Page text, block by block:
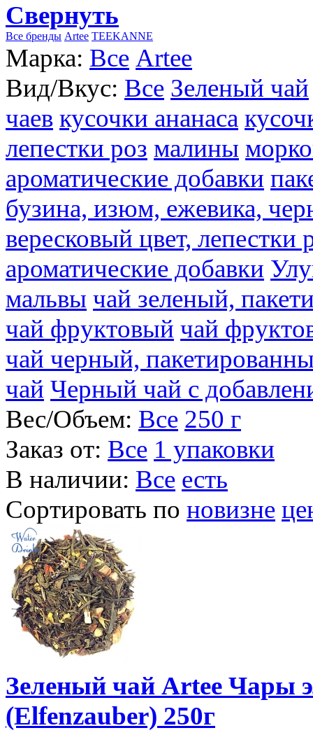
Свернуть
Все бренды Artee TEEKANNE
Марка: Все Artee
Вид/Вкус: Все Зеленый чай
чаев кусочки ананаса
лепестки роз малины
ароматические добавки
бузина, изюм, ежевика,
вересковый цвет, лепестки
ароматические добавки
мальвы чай зеленый,
чай фруктовый чай
чай черный,
чай Черный чай с
Вес/Объем: Все 250 г
Заказ от: Все 1 упаковки
В наличии: Все есть
Сортировать по новизне
Зеленый чай Artee Чары
(Elfenzauber) 250г